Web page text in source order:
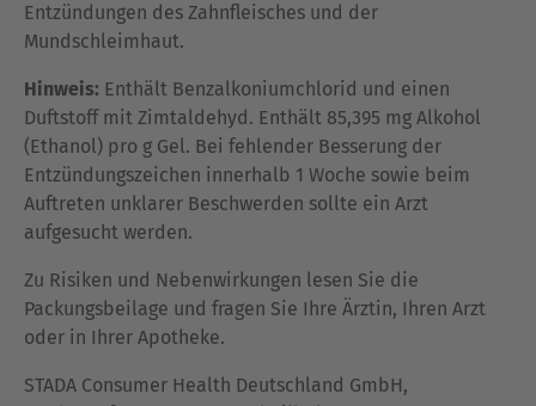
Entzündungen des Zahnfleisches und der
Mundschleimhaut.
Hinweis: Enthält Benzalkoniumchlorid und einen
Duftstoff mit Zimtaldehyd. Enthält 85,395 mg Alkohol
(Ethanol) pro g Gel. Bei fehlender Besserung der
Entzündungszeichen innerhalb 1 Woche sowie beim
Auftreten unklarer Beschwerden sollte ein Arzt
aufgesucht werden.
Zu Risiken und Nebenwirkungen lesen Sie die
Packungsbeilage und fragen Sie Ihre Ärztin, Ihren Arzt
oder in Ihrer Apotheke.
STADA Consumer Health Deutschland GmbH,